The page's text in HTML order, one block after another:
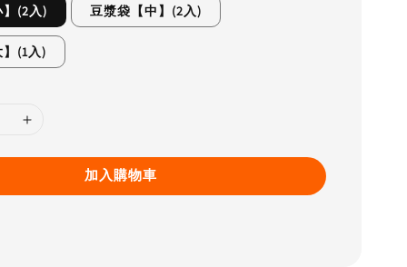
(2入) 豆漿袋【中】(2入)
(1入)
加入購物車